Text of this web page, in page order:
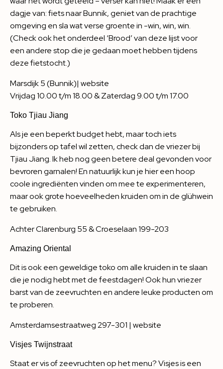
dagje van: fiets naar Bunnik, geniet van de prachtige
omgeving en sla wat verse groente in -win, win, win.
(Check ook het onderdeel ‘Brood’ van deze lijst voor
een andere stop die je gedaan moet hebben tijdens
deze fietstocht.)
Marsdijk 5 (Bunnik)| website
Vrijdag 10.00 t/m 18.00 & Zaterdag 9.00 t/m 17.00
Toko Tjiau Jiang
Als je een beperkt budget hebt, maar toch iets
bijzonders op tafel wil zetten, check dan de vriezer bij
Tjiau Jiang. Ik heb nog geen betere deal gevonden voor
bevroren garnalen! En natuurlijk kun je hier een hoop
coole ingrediënten vinden om mee te experimenteren,
maar ook grote hoeveelheden kruiden om in de glühwein
te gebruiken.
Achter Clarenburg 55 & Croeselaan 199-203
Amazing Oriental
Dit is ook een geweldige toko om alle kruiden in te slaan
die je nodig hebt met de feestdagen! Ook hun vriezer
barst van de zeevruchten en andere leuke producten om
te proberen.
Amsterdamsestraatweg 297-301 | website
Visjes Twijnstraat
Staat er vis of zeevruchten op het menu? Visjes is een